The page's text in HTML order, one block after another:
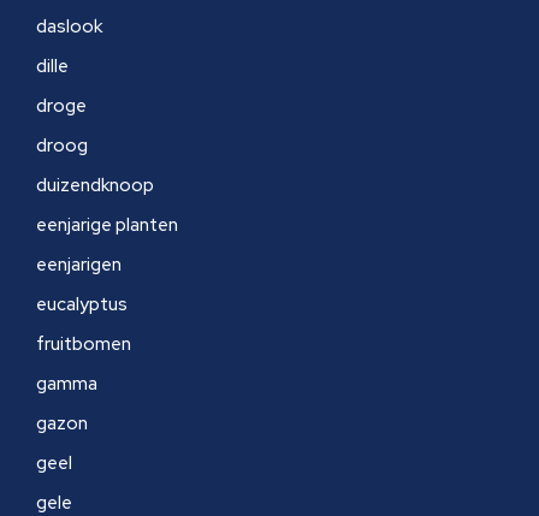
daslook
dille
droge
droog
duizendknoop
eenjarige planten
eenjarigen
eucalyptus
fruitbomen
gamma
gazon
geel
gele